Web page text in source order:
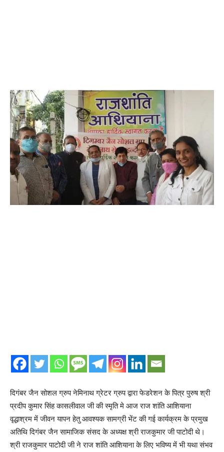
दिगंबर जैन सोशल ग्रुप नेमिनाथ ग्रेटर ग्रुप द्वारा फेडरेशन के पित्र पुरुष श्री
प्रदीप कुमार सिंह कासलीवाल जी की स्मृति मे आज राज शांति आशियाना
वृद्धाश्रम में जीवन यापन हेतु आवश्यक सामग्री भेंट की गई कार्यक्रम के प्रमुख
अतिथि दिगंबर जैन सामाजिक संसद के अध्यक्ष श्री राजकुमार जी पाटोदी थे।
श्री राजकुमार पाटोदी जी ने राज शांति आशियाना के लिए भविष्य में भी यथा संभव